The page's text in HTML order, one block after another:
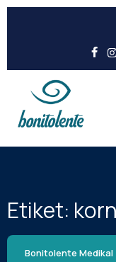
Etiket:
Bonitolente Medikal